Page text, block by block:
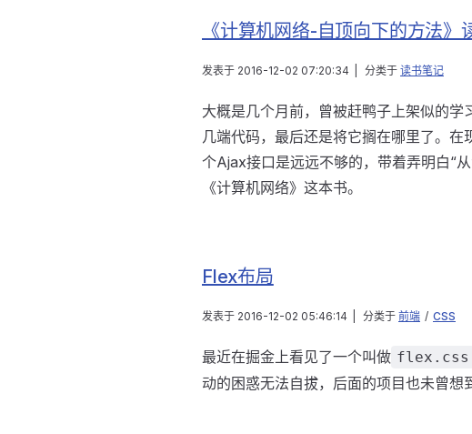
《计算机网络-自顶向下的方法》
发表于 2016-12-02 07:20:34 分类于 读书笔记
大概是几个月前，曾被赶鸭子上架似的
几端代码，最后还是将它搁在哪里了。
个Ajax接口是远远不够的，带着弄明白“
《计算机网络》这本书。
Flex布局
发表于 2016-12-02 05:46:14 分类于 前端 / CSS
最近在掘金上看见了一个叫做 flex.css
动的困惑无法自拔，后面的项目也未曾想